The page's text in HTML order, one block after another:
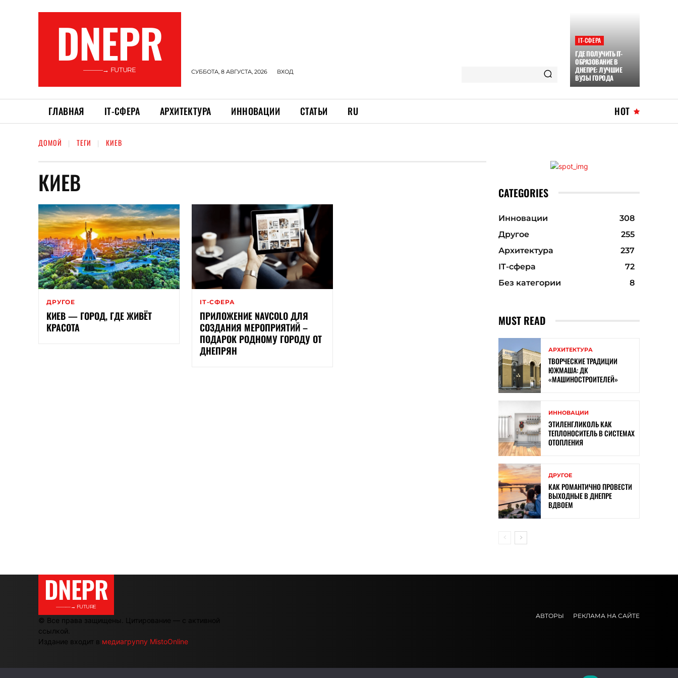
DNEPR
———→ FUTURE СУББОТА, 8 АВГУСТА, 2026 ВХОД
ІТ-СФЕРА
ГДЕ ПОЛУЧИТЬ IT-
ОБРАЗОВАНИЕ В
ДНЕПРЕ: ЛУЧШИЕ
ВУЗЫ ГОРОДА
ГЛАВНАЯ ІТ-СФЕРА АРХИТЕКТУРА ИННОВАЦИИ СТАТЬИ RU HOT
ДОМОЙ ТЕГИ КИЕВ
КИЕВ
ДРУГОЕ
КИЕВ — ГОРОД, ГДЕ ЖИВЁТ
КРАСОТА
ІТ-СФЕРА
ПРИЛОЖЕНИЕ NAVCOLO ДЛЯ
СОЗДАНИЯ МЕРОПРИЯТИЙ –
ПОДАРОК РОДНОМУ ГОРОДУ ОТ
ДНЕПРЯН
CATEGORIES
Инновации
308
Другое
255
Архитектура
237
ІТ-сфера
72
Без категории
8
MUST READ
АРХИТЕКТУРА
ТВОРЧЕСКИЕ ТРАДИЦИИ
ЮЖМАША: ДК
«МАШИНОСТРОИТЕЛЕЙ»
ИННОВАЦИИ
ЭТИЛЕНГЛИКОЛЬ КАК
ТЕПЛОНОСИТЕЛЬ В СИСТЕМАХ
ОТОПЛЕНИЯ
ДРУГОЕ
КАК РОМАНТИЧНО ПРОВЕСТИ
ВЫХОДНЫЕ В ДНЕПРЕ
ВДВОЕМ
DNEPR
———→ FUTURE
© Все права защищены. Цитирование — с активной
ссылкой.
Издание входит в медиагруппу MistoOnline
АВТОРЫ РЕКЛАМА НА САЙТЕ